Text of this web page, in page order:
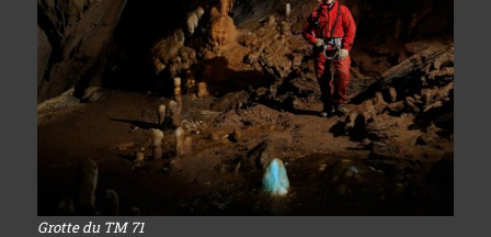
Grotte du TM 71